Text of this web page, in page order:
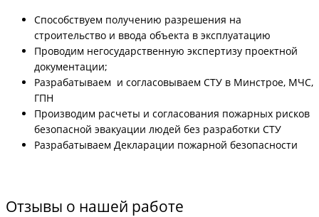
Способствуем получению разрешения на
строительство и ввода объекта в эксплуатацию
Проводим негосударственную экспертизу проектной
документации;
Разрабатываем и согласовываем СТУ в Минстрое, МЧС,
ГПН
Производим расчеты и согласования пожарных рисков
безопасной эвакуации людей без разработки СТУ
Разрабатываем Декларации пожарной безопасности
Отзывы о нашей работе